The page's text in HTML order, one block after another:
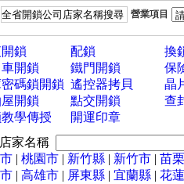
營業項目
鎖 配鎖 換
開鎖 鐵門開鎖 保
碼鎖開鎖 遙控器拷貝 晶
開鎖 點交開鎖 查
學傳授
開運印章
家名稱
| 桃園市 | 新竹縣 | 新竹市 | 苗
| 高雄市 | 屏東縣 | 宜蘭縣 | 花